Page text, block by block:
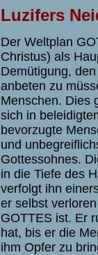
Luzifers
Der Weltplan
Christus) als
Demütigung,
anbeten zu
Menschen. Dies
sich in
bevorzugte
und
Gottessohnes.
in die Tiefe des
verfolgt ihn
er selbst
GOTTES ist. Er
hat, bis er die
ihm Opfer zu